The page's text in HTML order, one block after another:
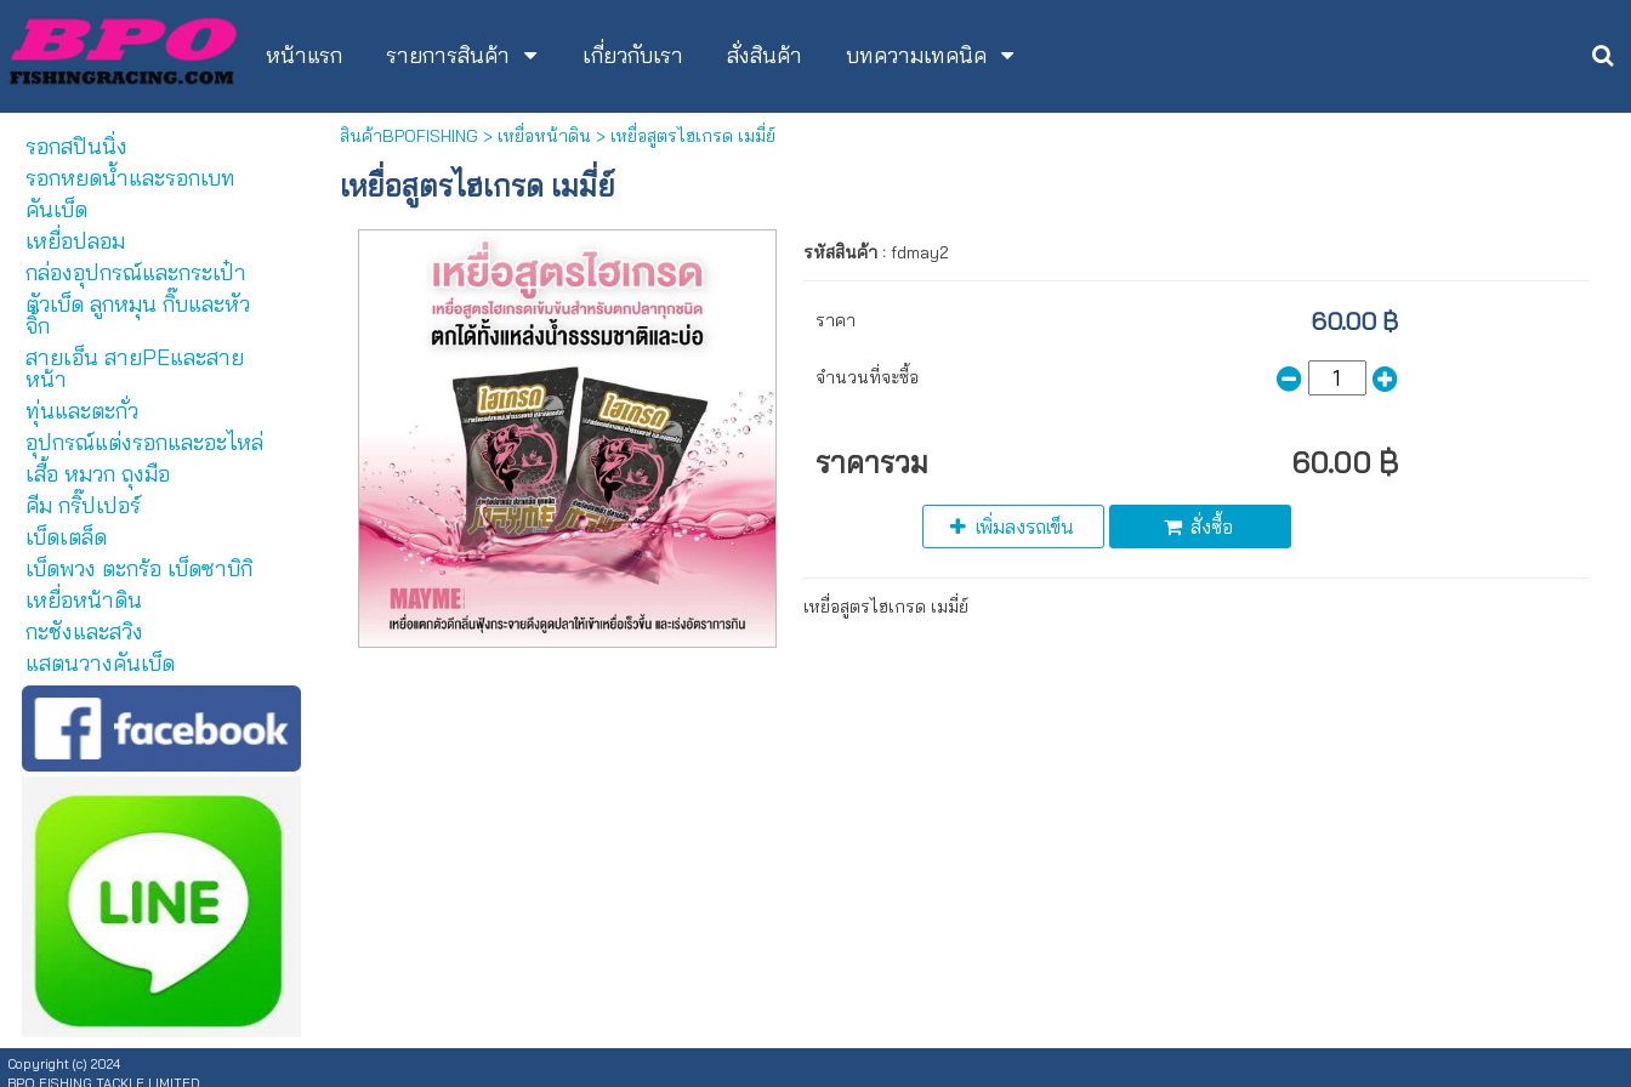
หน้าแรก รายการสินค้า เกี่ยวกับเรา สั่งสินค้า บทความเทคนิค
รอกสปินนิ่ง
รอกหยดน้ำและรอกเบท
คันเบ็ด
เหยื่อปลอม
กล่องอุปกรณ์และกระเป๋า
ตัวเบ็ด ลูกหมุน กิ๊บและหัว
จิ้ก
สายเอ็น สายPEและสาย
หน้า
ทุ่นและตะกั่ว
อุปกรณ์แต่งรอกและอะไหล่
เสื้อ หมวก ถุงมือ
คีม กริ๊ปเปอร์
เบ็ดเตล็ด
เบ็ดพวง ตะกร้อ เบ็ดซาบิกิ
เหยื่อหน้าดิน
กะชังและสวิง
แสตนวางคันเบ็ด
สินค้าBPOFISHING > เหยื่อหน้าดิน > เหยื่อสูตรไฮเกรด เมมี่ย์
เหยื่อสูตรไฮเกรด เมมี่ย์
รหัสสินค้า : fdmay2
ราคา 60.00 ฿
จำนวนที่จะซื้อ
ราคารวม 60.00 ฿
เพิ่มลงรถเข็น สั่งซื้อ
เหยื่อสูตรไฮเกรด เมมี่ย์
Copyright (c) 2024
BPO FISHING TACKLE LIMITED